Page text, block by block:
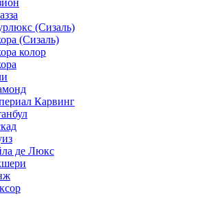
(Сизаль)
(Сизаль)
колор
Карвинг
де Люкс